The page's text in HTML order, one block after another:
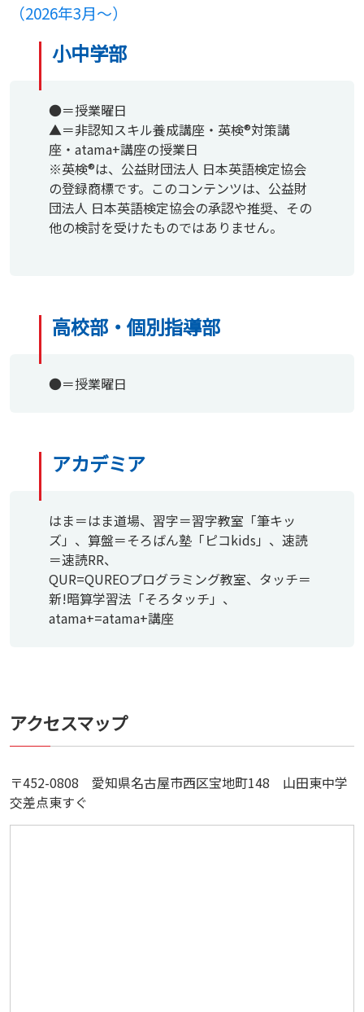
（2026年3月〜）
小中学部
●＝授業曜日
▲＝非認知スキル養成講座・英検®対策講
座・atama+講座の授業日
※英検®は、公益財団法人 日本英語検定協会
の登録商標です。このコンテンツは、公益財
団法人 日本英語検定協会の承認や推奨、その
他の検討を受けたものではありません。
高校部・個別指導部
●＝授業曜日
アカデミア
はま＝はま道場、習字＝習字教室「筆キッ
ズ」、算盤＝そろばん塾「ピコkids」、速読
＝速読RR、
QUR=QUREOプログラミング教室、タッチ＝
新!暗算学習法「そろタッチ」、
atama+=atama+講座
アクセスマップ
〒452-0808 愛知県名古屋市西区宝地町148 山田東中学
交差点東すぐ